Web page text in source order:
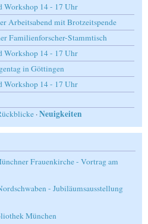
Workshop 14 - 17 Uhr
Arbeitsabend mit Brotzeitspende
Familienforscher-Stammtisch
Workshop 14 - 17 Uhr
in Göttingen
Workshop 14 - 17 Uhr
·Neuigkeiten
Frauenkirche - Vortrag am
- Jubiläumsausstellung
München